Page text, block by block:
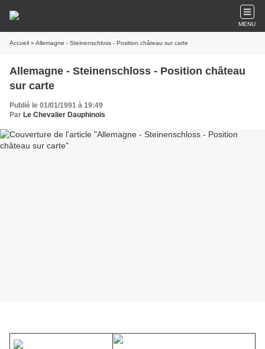
MENU
Accueil » Allemagne - Steinenschloss - Position château sur carte
Allemagne - Steinenschloss - Position château
sur carte
Publié le 01/01/1991 à 19:49
Par Le Chevalier Dauphinois